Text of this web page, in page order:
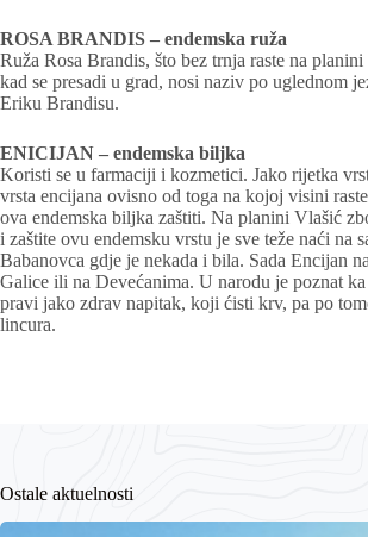
ROSA BRANDIS – endemska ruža
Ruža Rosa Brandis, što bez trnja raste na
kad se presadi u grad, nosi naziv po uglednom
Eriku Brandisu.
ENICIJAN – endemska biljka
Koristi se u farmaciji i kozmetici. Jako rijetka
vrsta encijana ovisno od toga na kojoj visini
ova endemska biljka zaštiti. Na planini Vlašić
i zaštite ovu endemsku vrstu je sve teže naći na
Babanovca gdje je nekada i bila. Sada Encijan
Galice ili na Devećanima. U narodu je poznat
pravi jako zdrav napitak, koji ćisti krv, pa po
lincura.
Ostale aktuelnosti